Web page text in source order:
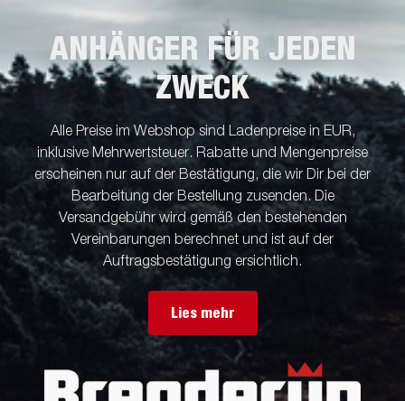
ANHÄNGER FÜR JEDEN
ZWECK
Alle Preise im Webshop sind Ladenpreise in EUR,
inklusive Mehrwertsteuer. Rabatte und Mengenpreise
erscheinen nur auf der Bestätigung, die wir Dir bei der
Bearbeitung der Bestellung zusenden. Die
Versandgebühr wird gemäß den bestehenden
Vereinbarungen berechnet und ist auf der
Auftragsbestätigung ersichtlich.
Lies mehr